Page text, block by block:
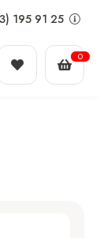
195 91 25
0